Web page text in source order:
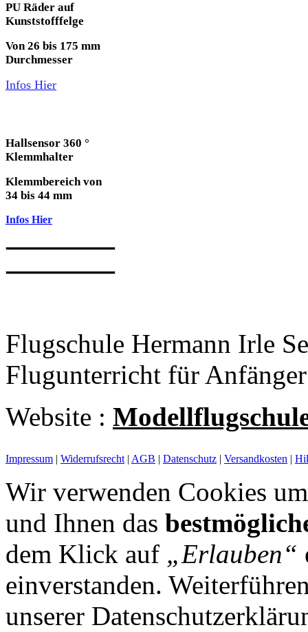
PU Räder auf
Kunststofffelge
Von 26 bis 175 mm
Durchmesser
Infos Hier
Hallsensor 360 °
Klemmhalter
Klemmbereich von
34 bis 44 mm
Infos Hier
Flugschule Hermann Irle
Flugunterricht für
Website : M
Impressum | Widerrufsrecht | AGB | Datenschutz | Versandkosten |
Wir verwenden Cookies
und Ihnen das
dem Klick auf „Erlauben“
einverstanden.
unserer